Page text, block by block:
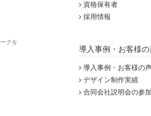
クを
資格保有者
採用情報
導入事例・お客様の
導入事例・お客様の
デザイン制作実績
合同会社説明会の参